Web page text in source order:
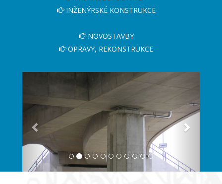
INŽENÝRSKÉ KONSTRUKCE
NOVOSTAVBY
OPRAVY, REKONSTRUKCE